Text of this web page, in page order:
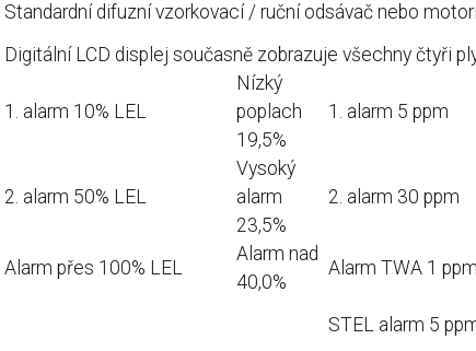
Standardní difuzní vzorkovací / ruční odsávač nebo
Digitální LCD displej současně zobrazuje všechny čtyři
1. alarm 10% LEL
Nízký
poplach
19,5%
1. alarm 5 ppm
2. alarm 50% LEL
Vysoký
alarm
23,5%
2. alarm 30 ppm
Alarm přes 100% LEL
Alarm nad
40,0%
Alarm TWA 1 ppm
STEL alarm 5